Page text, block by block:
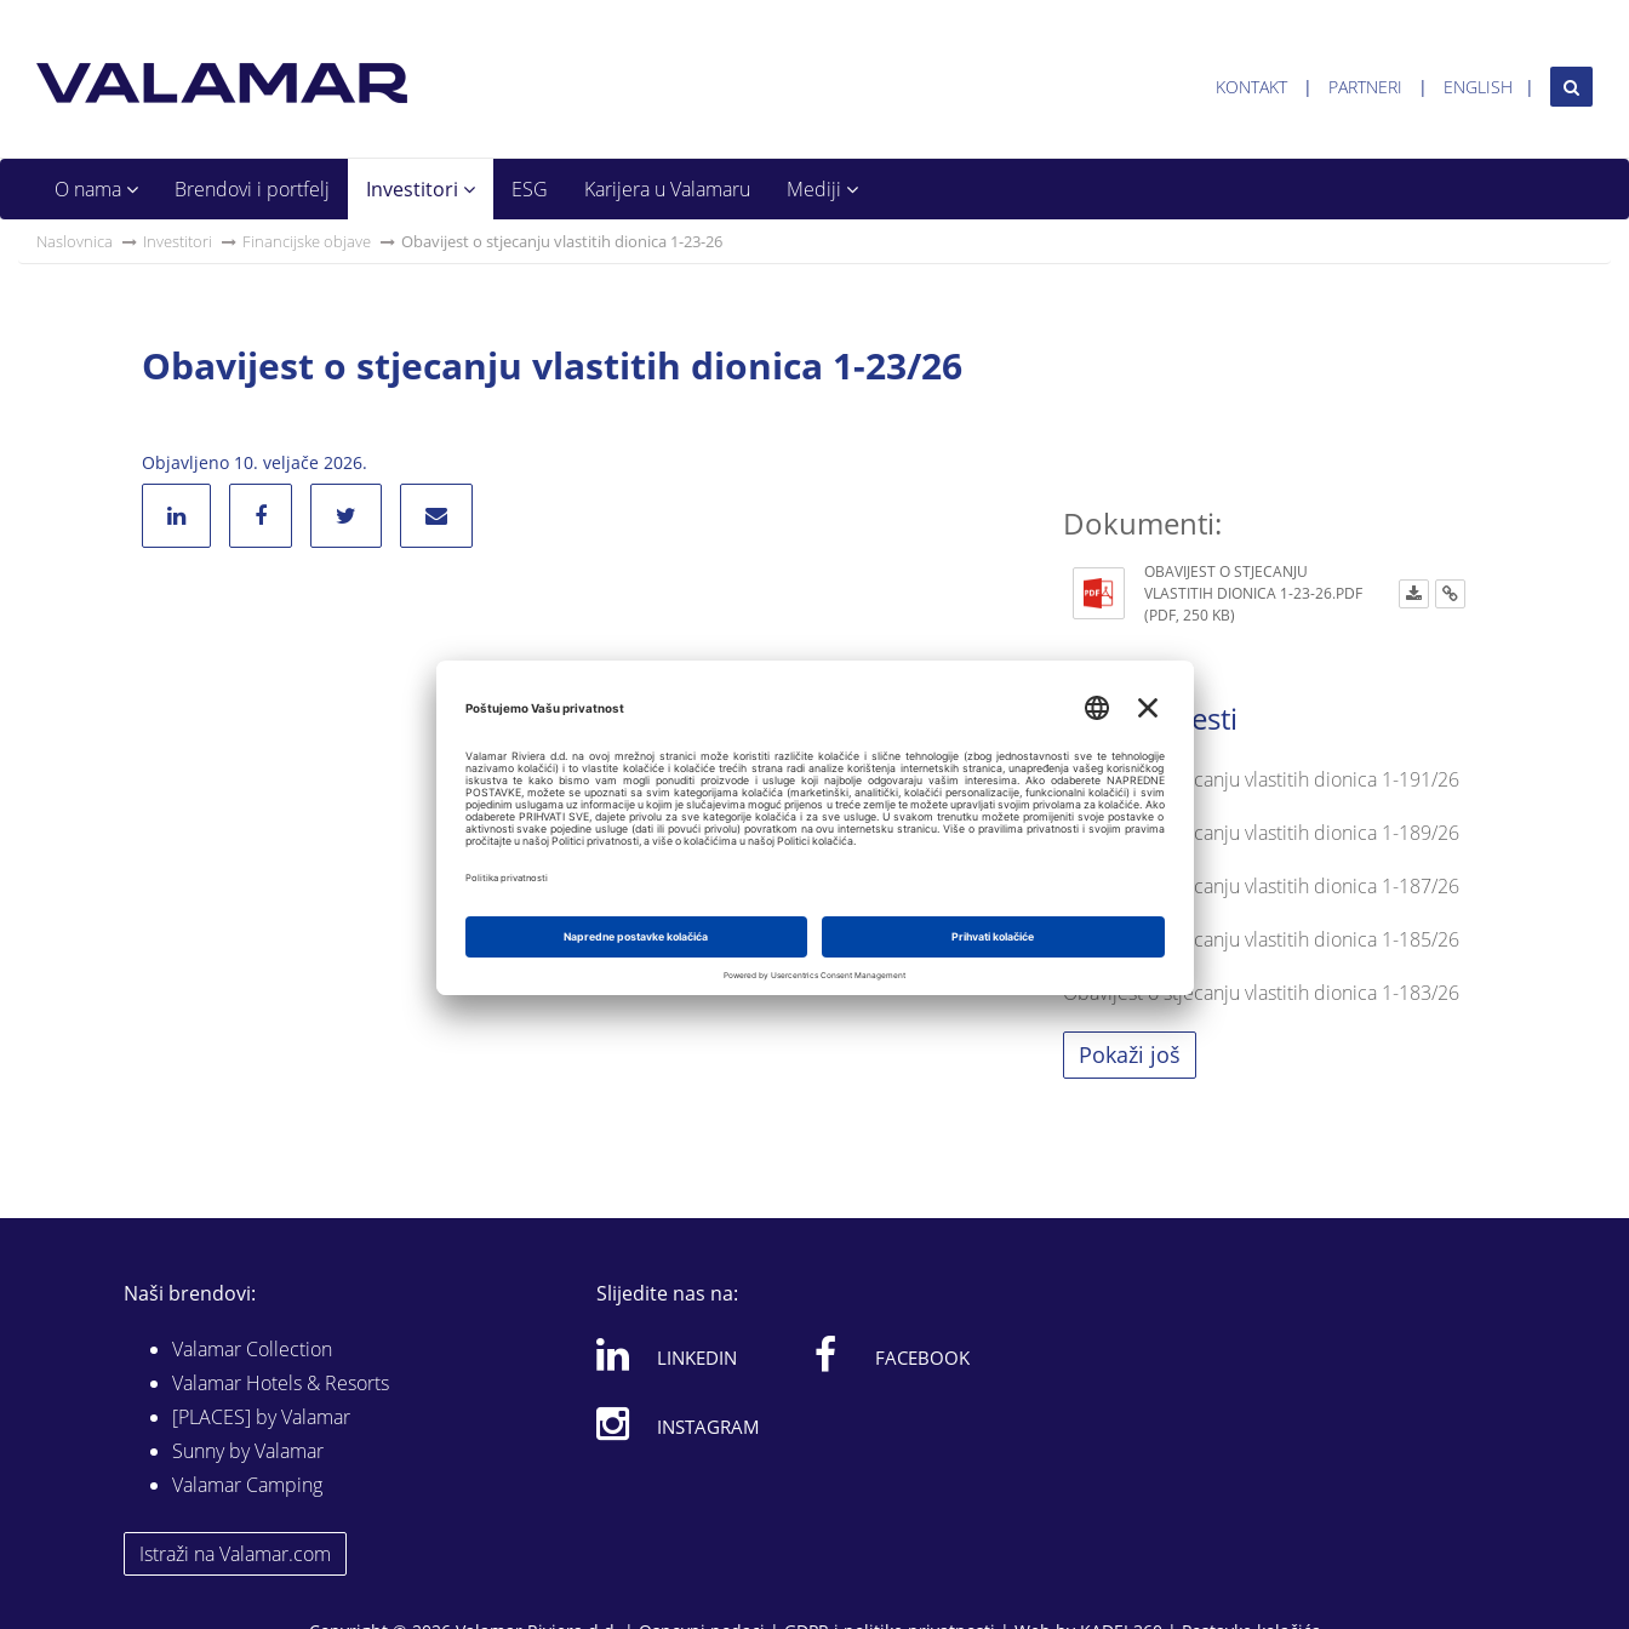
KONTAKT PARTNERI ENGLISH
O nama Brendovi i portfelj Investitori ESG Karijera u Valamaru Mediji
Naslovnica Investitori Financijske objave Obavijest o stjecanju vlastitih dionica 1-23-26
Obavijest o stjecanju vlastitih dionica 1-23/26
Objavljeno 10. veljače 2026.
Dokumenti:
OBAVIJEST O STJECANJU
VLASTITIH DIONICA 1-23-26.PDF
(PDF, 250 KB)
Zadnje vijesti
Obavijest o stjecanju vlastitih dionica 1-191/26
Obavijest o stjecanju vlastitih dionica 1-189/26
Obavijest o stjecanju vlastitih dionica 1-187/26
Obavijest o stjecanju vlastitih dionica 1-185/26
Obavijest o stjecanju vlastitih dionica 1-183/26
Pokaži još
Naši brendovi:
Valamar Collection
Valamar Hotels & Resorts
[PLACES] by Valamar
Sunny by Valamar
Valamar Camping
Istraži na Valamar.com
Slijedite nas na:
LINKEDIN FACEBOOK
INSTAGRAM